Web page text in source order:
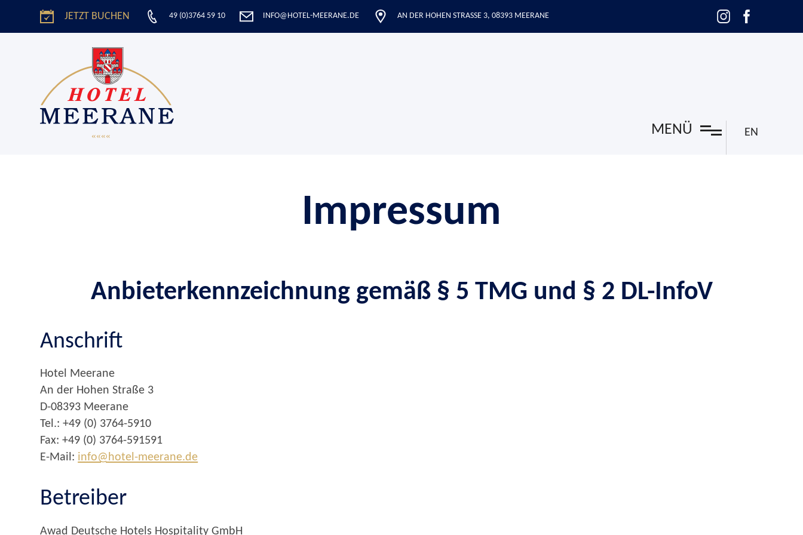
JETZT BUCHEN 49 (0)3764 59 10 INFO@HOTEL-MEERANE.DE AN DER HOHEN STRASSE 3, 08393 MEERANE
MENÜ EN
Impressum
Anbieterkennzeichnung gemäß § 5 TMG und § 2 DL-InfoV
Anschrift
Hotel Meerane
An der Hohen Straße 3
D-08393 Meerane
Tel.: +49 (0) 3764-5910
Fax: +49 (0) 3764-591591
E-Mail: info@hotel-meerane.de
Betreiber
Awad Deutsche Hotels Hospitality GmbH